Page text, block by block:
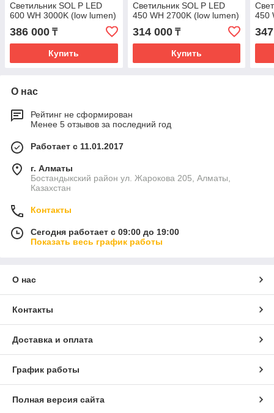
Светильник SOL P LED
600 WH 3000K (low lumen)
386 000 ₸
Купить
Светильник SOL P LED
450 WH 2700K (low lumen)
314 000₸
Купить
450
О нас
Рейтинг не сформирован
Менее 5 отзывов за последний год
Работает с 11.01.2017
г. Алматы
Бостандыкский район ул. Жарокова 205, Алматы,
Казахстан
Контакты
Сегодня работает с 09:00 до 19:00
Показать весь график работы
О нас
Контакты
Доставка и оплата
График работы
Полная версия сайта